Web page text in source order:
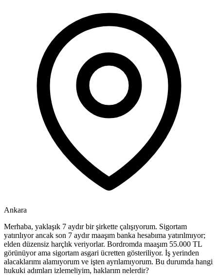
Ankara
Merhaba, yaklaşık 7 aydır bir şirkette çalışıyorum. Sigortam
yatırılıyor ancak son 7 aydır maaşım banka hesabıma yatırılmıyor;
elden düzensiz harçlık veriyorlar. Bordromda maaşım 55.000 TL
görünüyor ama sigortam asgari ücretten gösteriliyor. İş yerinden
alacaklarımı alamıyorum ve işten ayrılamıyorum. Bu durumda hangi
hukuki adımları izlemeliyim, haklarım nelerdir?